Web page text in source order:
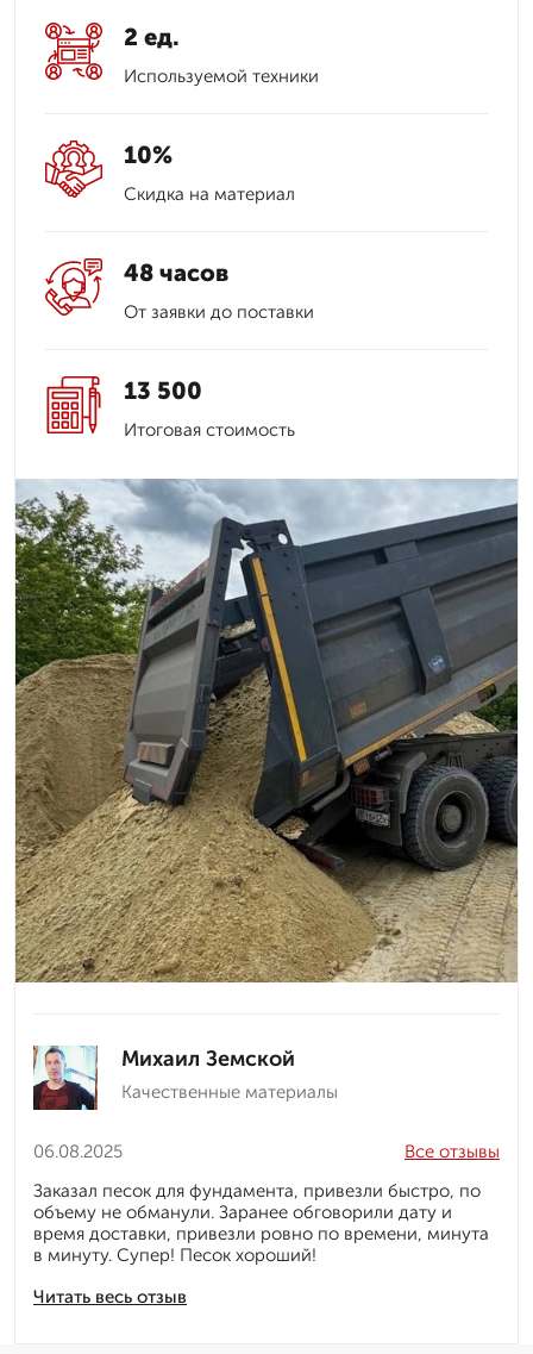
2 ед.
Используемой техники
10%
Скидка на материал
48 часов
От заявки до поставки
13 500
Итоговая стоимость
Михаил Земской
Качественные материалы
06.08.2025
Читать весь отзыв
Все отзывы
Заказал песок для фундамента, привезли быстро, по
объему не обманули. Заранее обговорили дату и
время доставки, привезли ровно по времени, минута
в минуту. Супер! Песок хороший!